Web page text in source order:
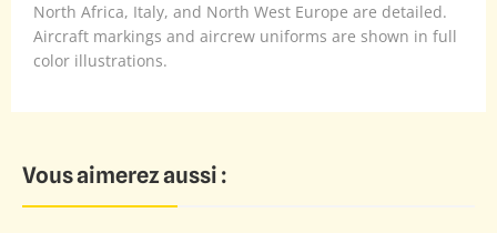
North Africa, Italy, and North West Europe are detailed.
Aircraft markings and aircrew uniforms are shown in full
color illustrations.
Vous aimerez aussi :